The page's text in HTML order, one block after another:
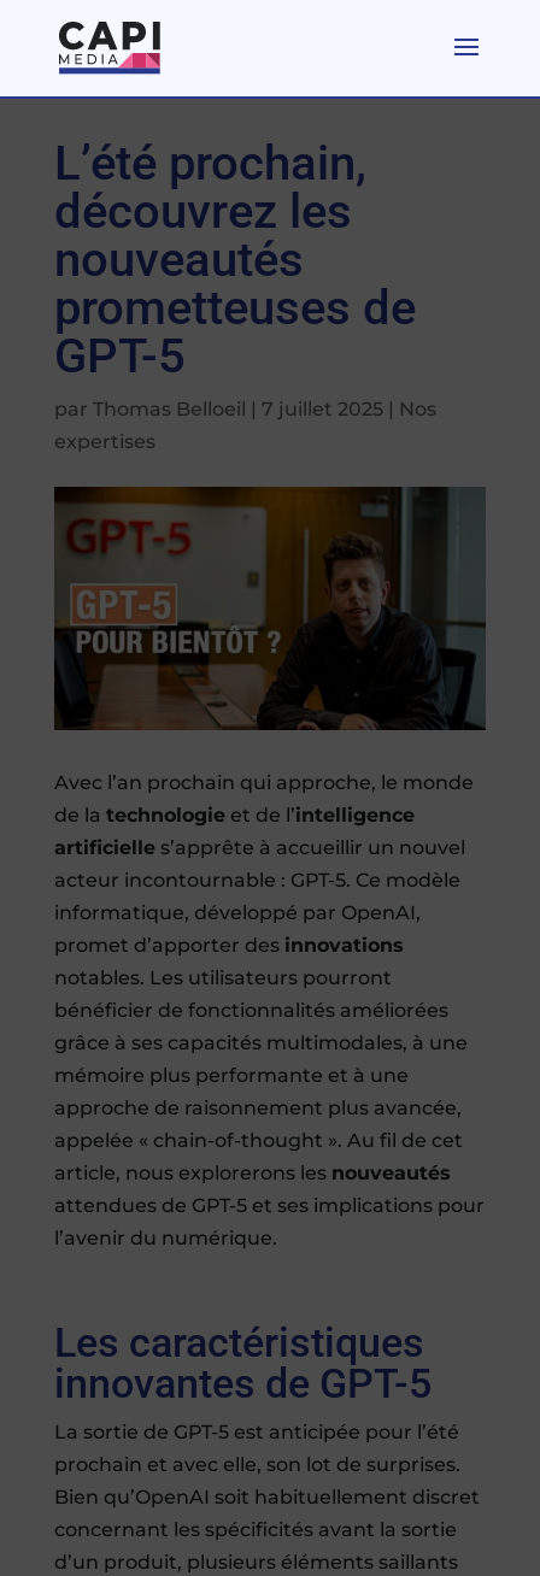
L’été prochain,
découvrez les
nouveautés
prometteuses de
GPT-5
par Thomas Belloeil | 7 juillet 2025| Nos
expertises
Avec l’an prochain qui approche, le monde
de la technologieet de l’intelligence
artificielles’apprête à accueillir un nouvel
acteur incontournable : GPT-5. Ce modèle
informatique, développé par OpenAI,
promet d’apporter des innovations
notables. Les utilisateurs pourront
bénéficier de fonctionnalités améliorées
grâce à ses capacités multimodales, à une
mémoire plus performante et à une
approche de raisonnement plus avancée,
appelée « chain-of-thought ». Au fil de cet
article, nous explorerons les nouveautés
attendues de GPT-5 et ses implications pour
l’avenir du numérique.
Les caractéristiques
innovantes de GPT-5
La sortie de GPT-5 est anticipée pour l’été
prochain et avec elle, son lot de surprises.
Bien qu’OpenAI soit habituellement discret
concernant les spécificités avant la sortie
d’un produit, plusieurs éléments saillants